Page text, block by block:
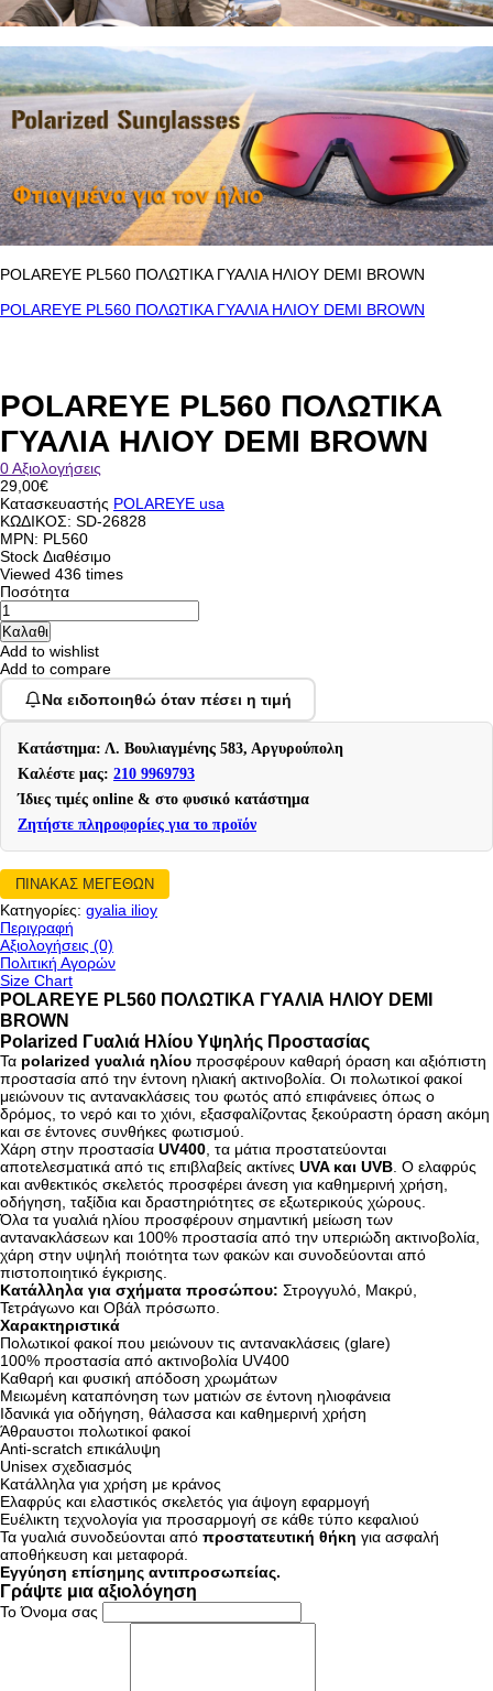
POLAREYE PL560 ΠΟΛΩΤΙΚΑ ΓΥΑΛΙΑ ΗΛΙΟΥ DEMI BROWN
POLAREYE PL560 ΠΟΛΩΤΙΚΑ ΓΥΑΛΙΑ ΗΛΙΟΥ DEMI BROWN
POLAREYE PL560 ΠΟΛΩΤΙΚΑ
ΓΥΑΛΙΑ ΗΛΙΟΥ DEMI BROWN
0 Αξιολογήσεις
29,00€
Κατασκευαστής POLAREYE usa
ΚΩΔΙΚΟΣ: SD-26828
MPN: PL560
Stock Διαθέσιμο
Viewed 436 times
Ποσότητα
Add to wishlist
Add to compare
Να ειδοποιηθώ όταν πέσει η τιμή
Κατάστημα: Λ. Βουλιαγμένης 583, Αργυρούπολη
Καλέστε μας: 210 9969793
Ίδιες τιμές online & στο φυσικό κατάστημα
Ζητήστε πληροφορίες για το προϊόν
ΠΙΝΑΚΑΣ ΜΕΓΕΘΩΝ
Κατηγορίες: gyalia ilioy
Περιγραφή
Αξιολογήσεις (0)
Πολιτική Αγορών
Size Chart
POLAREYE PL560 ΠΟΛΩΤΙΚΑ ΓΥΑΛΙΑ ΗΛΙΟΥ DEMI
BROWN
Polarized Γυαλιά Ηλίου Υψηλής Προστασίας
Τα polarized γυαλιά ηλίου προσφέρουν καθαρή όραση και αξιόπιστη
προστασία από την έντονη ηλιακή ακτινοβολία. Οι πολωτικοί φακοί
μειώνουν τις αντανακλάσεις του φωτός από επιφάνειες όπως ο
δρόμος, το νερό και το χιόνι, εξασφαλίζοντας ξεκούραστη όραση ακόμη
και σε έντονες συνθήκες φωτισμού.
Χάρη στην προστασία UV400 , τα μάτια προστατεύονται
αποτελεσματικά από τις επιβλαβείς ακτίνες UVA και UVB . Ο ελαφρύς
και ανθεκτικός σκελετός προσφέρει άνεση για καθημερινή χρήση,
οδήγηση, ταξίδια και δραστηριότητες σε εξωτερικούς χώρους.
Όλα τα γυαλιά ηλίου προσφέρουν σημαντική μείωση των
αντανακλάσεων και 100% προστασία από την υπεριώδη ακτινοβολία,
χάρη στην υψηλή ποιότητα των φακών και συνοδεύονται από
πιστοποιητικό έγκρισης.
Κατάλληλα για σχήματα προσώπου: Στρογγυλό, Μακρύ,
Τετράγωνο και Οβάλ πρόσωπο.
Χαρακτηριστικά
Πολωτικοί φακοί που μειώνουν τις αντανακλάσεις (glare)
100% προστασία από ακτινοβολία UV400
Καθαρή και φυσική απόδοση χρωμάτων
Μειωμένη καταπόνηση των ματιών σε έντονη ηλιοφάνεια
Ιδανικά για οδήγηση, θάλασσα και καθημερινή χρήση
Άθραυστοι πολωτικοί φακοί
Anti-scratch επικάλυψη
Unisex σχεδιασμός
Κατάλληλα για χρήση με κράνος
Ελαφρύς και ελαστικός σκελετός για άψογη εφαρμογή
Ευέλικτη τεχνολογία για προσαρμογή σε κάθε τύπο κεφαλιού
Τα γυαλιά συνοδεύονται από προστατευτική θήκη για ασφαλή
αποθήκευση και μεταφορά.
Εγγύηση επίσημης αντιπροσωπείας.
Γράψτε μια αξιολόγηση
Το Όνομα σας